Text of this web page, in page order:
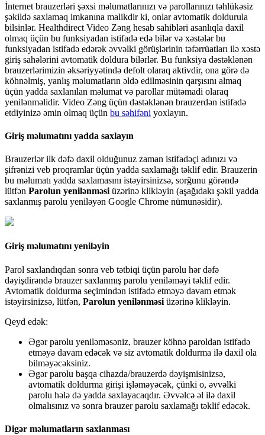
İnternet brauzerləri şəxsi məlumatlarınızı və parollarınızı təhlükəsiz
şəkildə saxlamaq imkanına malikdir ki, onlar avtomatik doldurula
bilsinlər. Healthdirect Video Zəng hesab sahibləri asanlıqla daxil
olmaq üçün bu funksiyadan istifadə edə bilər və xəstələr bu
funksiyadan istifadə edərək əvvəlki görüşlərinin təfərrüatları ilə xəstə
giriş sahələrini avtomatik doldura bilərlər. Bu funksiya dəstəklənən
brauzerlərimizin əksəriyyətində defolt olaraq aktivdir, ona görə də
köhnəlmiş, yanlış məlumatların əldə edilməsinin qarşısını almaq
üçün yadda saxlanılan məlumat və parollar mütəmadi olaraq
yenilənməlidir. Video Zəng üçün dəstəklənən brauzerdən istifadə
etdiyinizə əmin olmaq üçün bu səhifəni yoxlayın.
Giriş məlumatını yadda saxlayın
Brauzerlər ilk dəfə daxil olduğunuz zaman istifadəçi adınızı və
şifrənizi veb proqramlar üçün yadda saxlamağı təklif edir. Brauzerin
bu məlumatı yadda saxlamasını istəyirsinizsə, sorğunu görəndə
lütfən Parolun yenilənməsi üzərinə klikləyin (aşağıdakı şəkil yadda
saxlanmış parolu yeniləyən Google Chrome nümunəsidir).
Giriş məlumatını yeniləyin
Parol saxlandıqdan sonra veb tətbiqi üçün parolu hər dəfə
dəyişdirəndə brauzer saxlanmış parolu yeniləməyi təklif edir.
Avtomatik doldurma seçimindən istifadə etməyə davam etmək
istəyirsinizsə, lütfən, Parolun yenilənməsi üzərinə klikləyin.
Qeyd edək:
Əgər parolu yeniləməsəniz, brauzer köhnə paroldan istifadə
etməyə davam edəcək və siz avtomatik doldurma ilə daxil ola
bilməyəcəksiniz.
Əgər parolu başqa cihazda/brauzerdə dəyişmisinizsə,
avtomatik doldurma girişi işləməyəcək, çünki o, əvvəlki
parolu hələ də yadda saxlayacaqdır. Əvvəlcə əl ilə daxil
olmalısınız və sonra brauzer parolu saxlamağı təklif edəcək.
Digər məlumatların saxlanması